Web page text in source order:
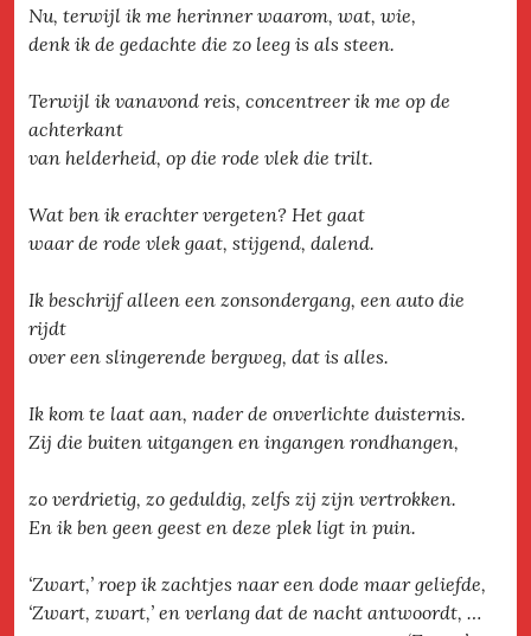
Nu, terwijl ik me herinner waarom, wat, wie,
denk ik de gedachte die zo leeg is als steen.
Terwijl ik vanavond reis, concentreer ik me op de
achterkant
van helderheid, op die rode vlek die trilt.
Wat ben ik erachter vergeten? Het gaat
waar de rode vlek gaat, stijgend, dalend.
Ik beschrijf alleen een zonsondergang, een auto die
rijdt
over een slingerende bergweg, dat is alles.
Ik kom te laat aan, nader de onverlichte duisternis.
Zij die buiten uitgangen en ingangen rondhangen,
zo verdrietig, zo geduldig, zelfs zij zijn vertrokken.
En ik ben geen geest en deze plek ligt in puin.
‘Zwart,’ roep ik zachtjes naar een dode maar geliefde,
‘Zwart, zwart,’ en verlang dat de nacht antwoordt, …